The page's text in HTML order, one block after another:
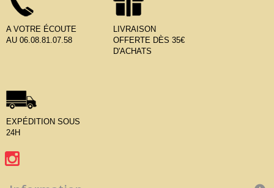
A VOTRE ÉCOUTE
AU 06.08.81.07.58
LIVRAISON
OFFERTE DÈS 35€
D'ACHATS
EXPÉDITION SOUS
24H